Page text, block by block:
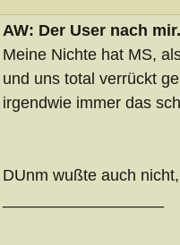
AW: Der User nach
Meine Nichte hat MS,
und uns total verrückt
irgendwie immer das
DUnm wußte auch